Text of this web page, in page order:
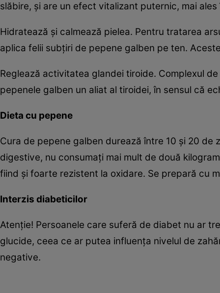
slăbire, şi are un efect vitalizant puternic, mai
Hidratează şi calmează pielea. Pentru tratarea
aplica felii subţiri de pepene galben pe ten.
Reglează activitatea glandei tiroide. Complexul
pepenele galben un aliat al tiroidei, în sensul că
Dieta cu pepene
Cura de pepene galben durează între 10 şi 20 de
digestive, nu consumaţi mai mult de două
fiind şi foarte rezistent la oxidare. Se prepară cu
Interzis diabeticilor
Atenţie! Persoanele care suferă de diabet nu ar
glucide, ceea ce ar putea influenţa nivelul de
negative.